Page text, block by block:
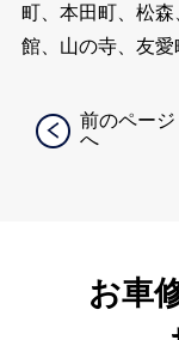
町、本田町、松
館、山の寺、友愛
前のページ
へ
お車